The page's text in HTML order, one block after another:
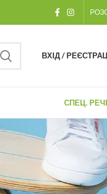
ВХІД /
СПЕЦ.